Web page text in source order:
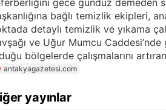
gece gündüz demeden
bağlı temizlik ekipleri,
detaylı temizlik ve yıkama
ve Uğur Mumcu
bölgelerde çalışmalarını
antakyagazetesi.com
yayınlar